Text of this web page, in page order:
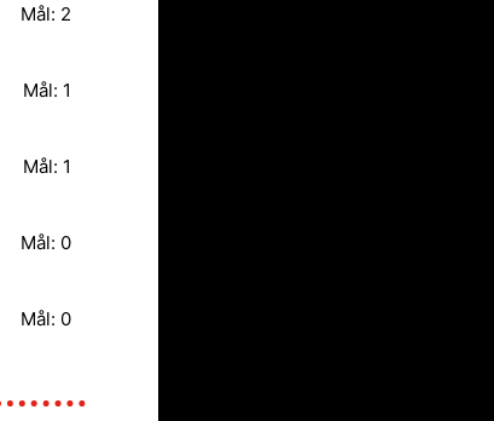
Mål: 2
Mål: 1
Mål: 1
Mål: 0
Mål: 0